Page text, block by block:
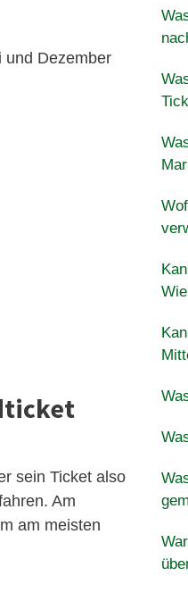
und Dezember
sein Ticket also
Am
am meisten